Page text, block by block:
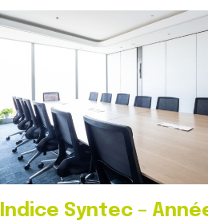
i
i
q
–
A
n
n
é
e
2
2
e
d
u
m
a
t
d
e
s
a
f
Indice Syntec –